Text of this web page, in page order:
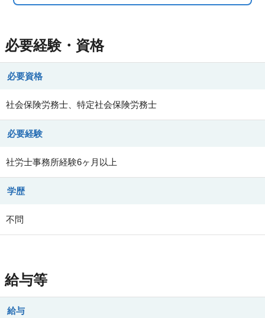
必要経験・資格
必要資格
社会保険労務士、特定社会保険労務士
必要経験
社労士事務所経験6ヶ月以上
学歴
不問
給与等
給与